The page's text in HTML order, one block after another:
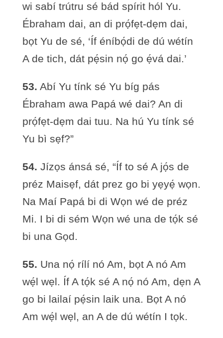
wi sabí trútru sé bád spírit hól Yu.
Ébraham dai, an di prọ́fẹt-dẹm dai,
bọt Yu de sé, ‘Íf éníbọ́di de dú wétín
A de tich, dát pẹ́sin nọ́ go ẹ́vá dai.’
53. Abí Yu tínk sé Yu bíg pás
Ébraham awa Papá wé dai? An di
prọ́fẹt-dẹm dai tuu. Na hú Yu tínk sé
Yu bì sẹf?”
54. Jízọs ánsá sé, “Íf to sé A jọ́s de
préz Maisẹf, dát prez go bi yẹyẹ́ wọn.
Na Maí Papá bi di Wọn wé de préz
Mi. I bi di sém Wọn wé una de tọ́k sé
bi una Gọd.
55. Una nọ́ rílí nó Am, bọt A nó Am
wẹ́l wẹl. Íf A tọ́k sé A nọ́ nó Am, dẹn A
go bi lailaí pẹ́sin laik una. Bọt A nó
Am wẹ́l wẹl, an A de dú wétín I tọk.